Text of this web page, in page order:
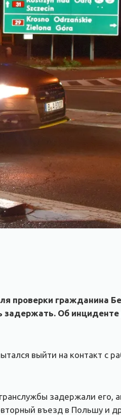
проверки гражданина
задержать. Об инциденте
выйти на контакт с
задержали его,
въезд в Польшу и